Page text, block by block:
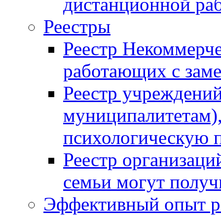
дистанционной
Реестры
Реестр
работающих с
Реестр
Реестр
семьи могут
Эффективный опыт